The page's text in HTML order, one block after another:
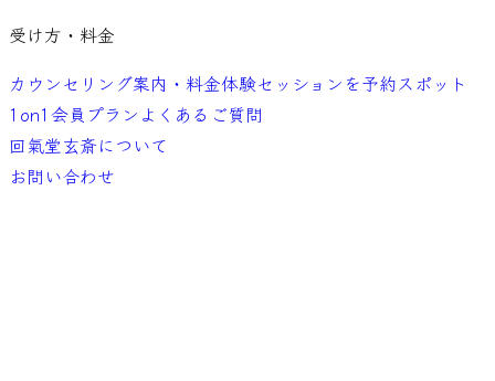
受け方・料金
カウンセリング案内・料金体験セッションを予約スポット
1on1 会員プラン よくあるご質問
回氣堂玄斎について
お問い合わせ